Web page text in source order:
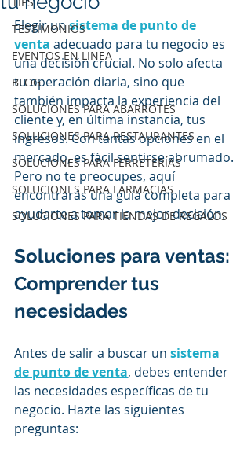
TESTIMONIOS
EVENTOS EN LINEA
BLOG
SOLUCIONES PARA ABARROTES
SOLUCIONES PARA RESTAURANTES
SOLUCIONES PARA FERRETERÍAS
SOLUCIONES PARA FARMACIAS
SOLUCIONES PARA TIENDAS DE REGALOS
Elegir un sistema de punto de
venta adecuado para tu negocio es
una decisión crucial. No solo afecta
tu operación diaria, sino que
también impacta la experiencia del
cliente y, en última instancia, tus
ingresos. Con tantas opciones en el
mercado, es fácil sentirse abrumado.
Pero no te preocupes, aquí
encontrarás una guía completa para
ayudarte a tomar la mejor decisión.
Soluciones para ventas:
Comprender tus
necesidades
Antes de salir a buscar un sistema
de punto de venta, debes entender
las necesidades específicas de tu
negocio. Hazte las siguientes
preguntas: